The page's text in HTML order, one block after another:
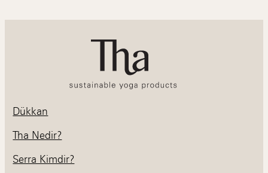
Dükkan
Tha Nedir?
Serra Kimdir?